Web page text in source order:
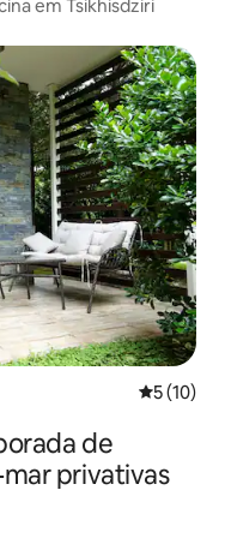
em Tsikhisdziri
5 de uma
5 (10)
de
privativas